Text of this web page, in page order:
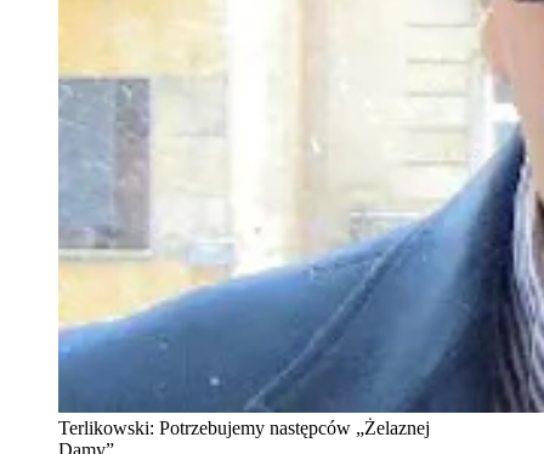
Terlikowski: Potrzebujemy następców „Żelaznej